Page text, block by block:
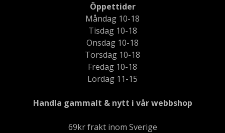
Öppettider
Måndag 10-18
Tisdag 10-18
Onsdag 10-18
Torsdag 10-18
Fredag 10-18
Lördag 11-15
Handla gammalt & nytt i vår webbshop
69kr frakt inom Sverige